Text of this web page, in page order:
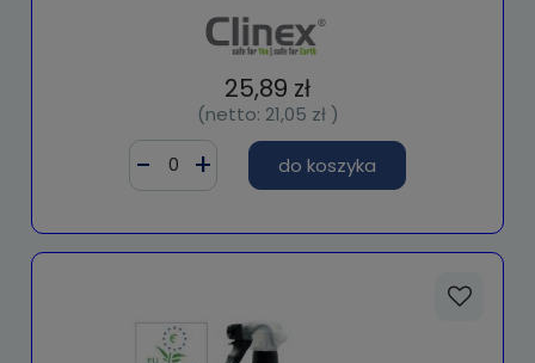
25,89 zł
(netto: 21,05 zł)
do koszyka